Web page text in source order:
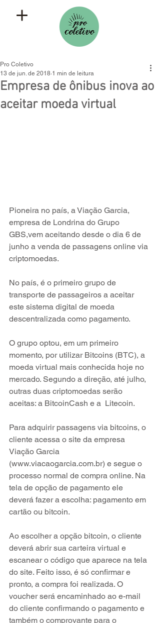
Empresa de ônibus inova ao
aceitar moeda virtual
Pro Coletivo
13 de jun. de 2018 1 min de leitura
Pioneira no país, a Viação Garcia,
empresa de Londrina do Grupo
GBS,vem aceitando desde o dia 6 de
junho a venda de passagens online via
criptomoedas.
No país, é o primeiro grupo de
transporte de passageiros a aceitar
este sistema digital de moeda
descentralizada como pagamento.
O grupo optou, em um primeiro
momento, por utilizar Bitcoins (BTC), a
moeda virtual mais conhecida hoje no
mercado. Segundo a direção, até julho,
outras duas criptomoedas serão
aceitas: a BitcoinCash e a  Litecoin.
Para adquirir passagens via bitcoins, o
cliente acessa o site da empresa
Viação Garcia
(www.viacaogarcia.com.br) e segue o
processo normal de compra online. Na
tela de opção de pagamento ele
deverá fazer a escolha: pagamento em
cartão ou bitcoin.
Ao escolher a opção bitcoin, o cliente
deverá abrir sua carteira virtual e
escanear o código que aparece na tela
do site. Feito isso, é só confirmar e
pronto, a compra foi realizada. O
voucher será encaminhado ao e-mail
do cliente confirmando o pagamento e
também o comprovante para o